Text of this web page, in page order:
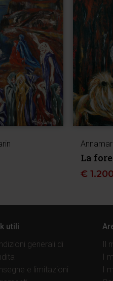
La
€
utili
generali di
e limitazioni
Il
I
I